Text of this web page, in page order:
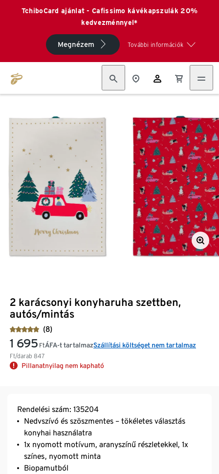
TchiboCard ajánlat - Cafissimo kávékapszulák 20%
kedvezménnyel*
Megnézem További információk
2 karácsonyi konyharuha szettben,
autós/mintás
(8)
1 695 Ft
Ft/darab 847
ÁFA-t tartalmazSzállítási költséget nem tartalmaz
Pillanatnyilag nem kapható
Rendelési szám: 135204
Nedvszívó és szöszmentes – tökéletes választás
konyhai használatra
1x nyomott motívum, aranyszínű részletekkel, 1x
színes, nyomott minta
Biopamutból